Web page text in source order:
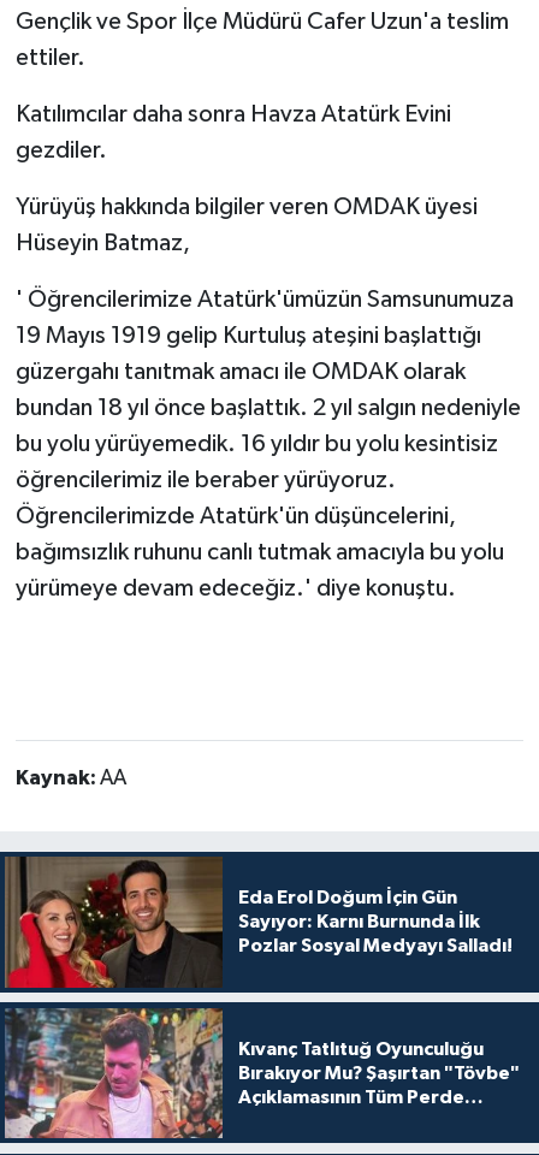
Gençlik ve Spor İlçe Müdürü Cafer Uzun'a teslim
ettiler.
Katılımcılar daha sonra Havza Atatürk Evini
gezdiler.
Yürüyüş hakkında bilgiler veren OMDAK üyesi
Hüseyin Batmaz,
' Öğrencilerimize Atatürk'ümüzün Samsunumuza
19 Mayıs 1919 gelip Kurtuluş ateşini başlattığı
güzergahı tanıtmak amacı ile OMDAK olarak
bundan 18 yıl önce başlattık. 2 yıl salgın nedeniyle
bu yolu yürüyemedik. 16 yıldır bu yolu kesintisiz
öğrencilerimiz ile beraber yürüyoruz.
Öğrencilerimizde Atatürk'ün düşüncelerini,
bağımsızlık ruhunu canlı tutmak amacıyla bu yolu
yürümeye devam edeceğiz.' diye konuştu.
Kaynak: AA
Eda Erol Doğum İçin Gün
Sayıyor: Karnı Burnunda İlk
Pozlar Sosyal Medyayı Salladı!
Kıvanç Tatlıtuğ Oyunculuğu
Bırakıyor Mu? Şaşırtan "Tövbe"
Açıklamasının Tüm Perde